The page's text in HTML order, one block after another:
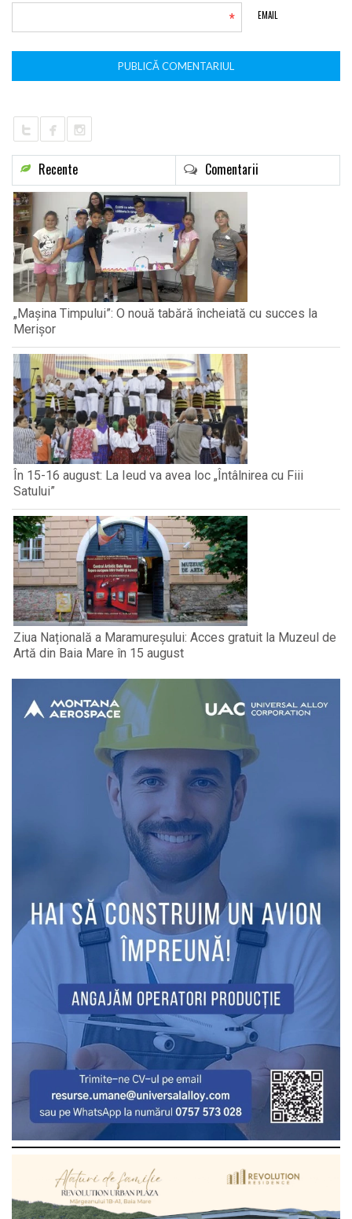
EMAIL
*
Recente Comentarii
„Mașina Timpului”: O nouă tabără încheiată cu succes la
Merișor
În 15-16 august: La Ieud va avea loc „Întâlnirea cu Fiii
Satului”
Ziua Națională a Maramureșului: Acces gratuit la Muzeul de
Artă din Baia Mare în 15 august